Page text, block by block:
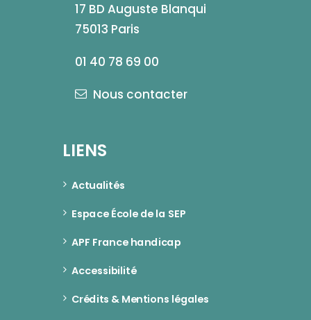
17 BD Auguste Blanqui
75013 Paris
01 40 78 69 00
Nous contacter
LIENS
Actualités
Espace École de la SEP
APF France handicap
Accessibilité
Crédits & Mentions légales